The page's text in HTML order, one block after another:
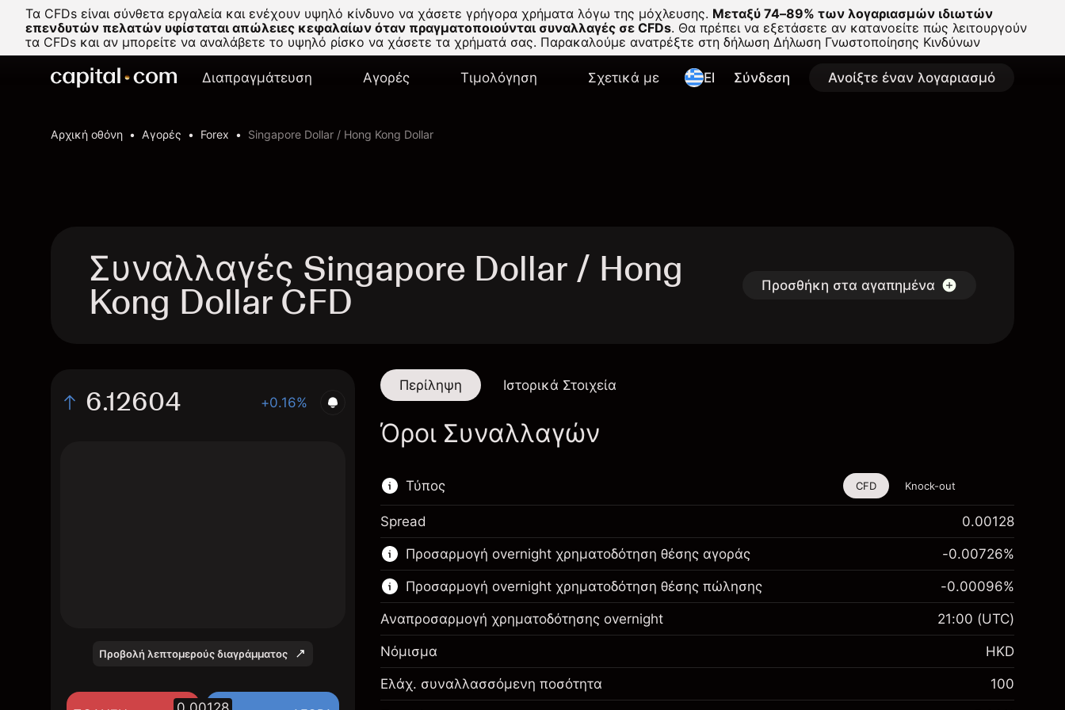
Τα CFDs είναι σύνθετα εργαλεία και ενέχουν υψηλό κίνδυνο να χάσετε γρήγορα χρήματα λόγω της μόχλευσης. Μεταξύ 74–89% των λογαριασμών ιδιωτών
επενδυτών πελατών υφίσταται απώλειες κεφαλαίων όταν πραγματοποιούνται συναλλαγές σε CFDs. Θα πρέπει να εξετάσετε αν κατανοείτε πώς λειτουργούν
τα CFDs και αν μπορείτε να αναλάβετε το υψηλό ρίσκο να χάσετε τα χρήματά σας. Παρακαλούμε ανατρέξτε στη δήλωση Δήλωση Γνωστοποίησης Κινδύνων
Διαπραγμάτευση Αγορές Τιμολόγηση Σχετικά με El Σύνδεση Ανοίξτε έναν λογαριασμό
Αρχική οθόνη Αγορές Forex Singapore Dollar / Hong Kong Dollar
Συναλλαγές Singapore Dollar / Hong
Kong Dollar CFD Προσθήκη στα αγαπημένα
6.12604 +0.16%
Προβολή λεπτομερούς διαγράμματος
Περίληψη Ιστορικά Στοιχεία
Όροι Συναλλαγών
Τύπος
Αυτό το χρηματοοικονομικό εργαλείο είναι
διαθέσιμο για διαπραγμάτευση μέσω CFDs και
Knock-outs.
Μάθετε περισσότερα σχετικά με:
CFDs
Knock-outs
CFD Knock-out
Spread 0.00128
Προσαρμογή overnight χρηματοδότηση θέσης αγοράς
Περιθώριο. Η επένδυσή
HK$1,000.00
-0.00726%
Προσαρμογή overnight χρηματοδότηση θέσης πώλησης -0.00096%
Αναπροσαρμογή χρηματοδότησης overnight 21:00 (UTC)
Νόμισμα HKD
Ελάχ. συναλλασσόμενη ποσότητα 100